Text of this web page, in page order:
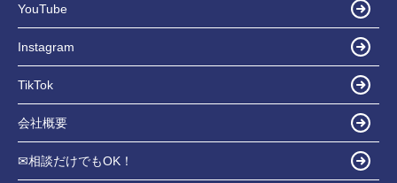
YouTube
Instagram
TikTok
会社概要
✉相談だけでもOK！